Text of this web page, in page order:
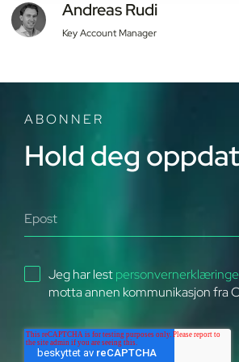
Andreas Rudi
Key Account Manager
ABONNER
Hold deg
Jeg har lest
motta annen kommunikasjon fra